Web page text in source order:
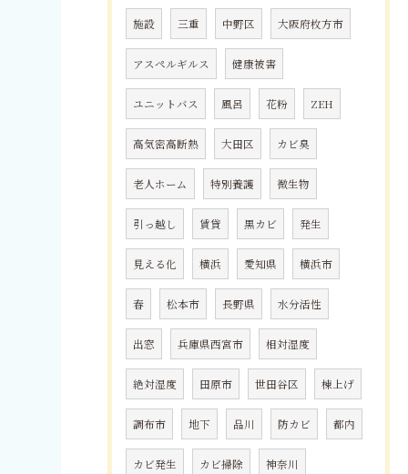
施設 三重 中野区 大阪府枚方市
アスペルギルス 健康被害
ユニットバス 風呂 花粉 ZEH
高気密高断熱 大田区 カビ臭
老人ホーム 特別養護 微生物
引っ越し 賃貸 黒カビ 発生
見える化 横浜 愛知県 横浜市
春 松本市 長野県 水分活性
出窓 兵庫県西宮市 相対湿度
絶対湿度 田原市 世田谷区 棟上げ
調布市 地下 品川 防カビ 都内
カビ発生 カビ掃除 神奈川